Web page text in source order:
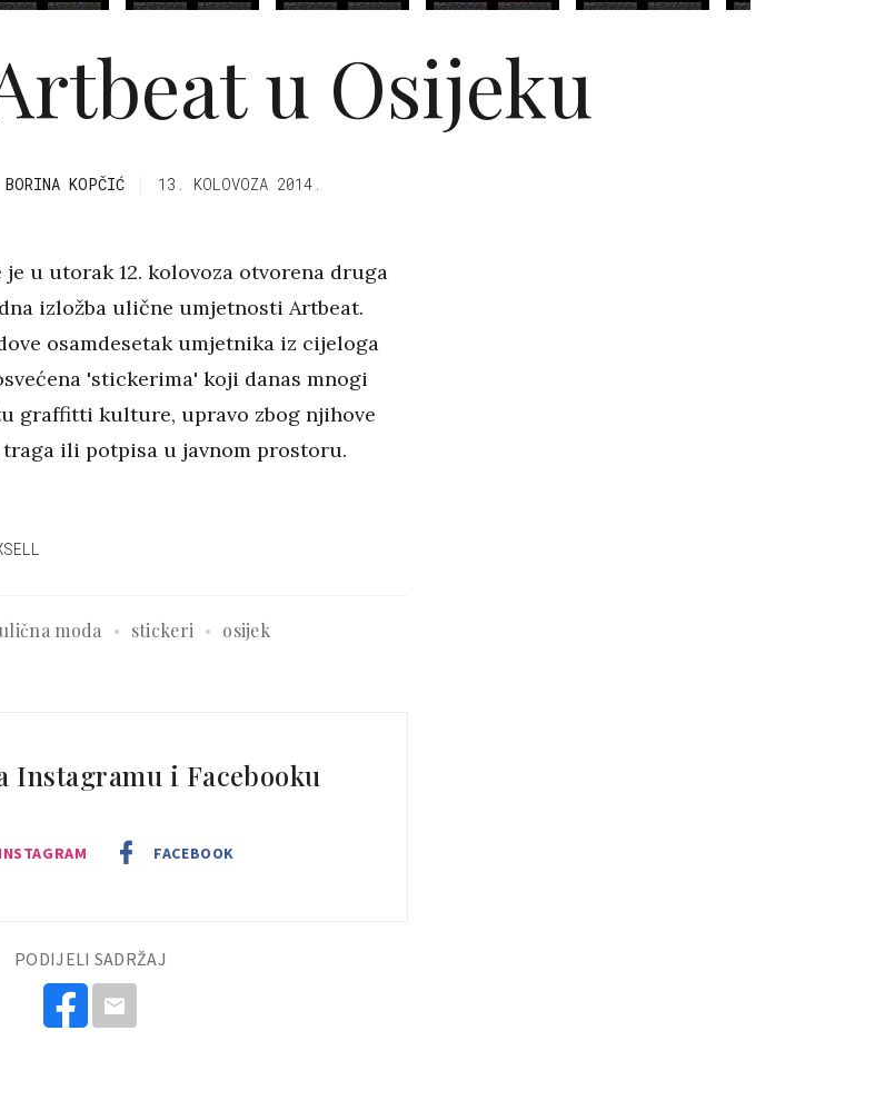
u Osijeku
BORINA KOPČIĆ 13. KOLOVOZA 2014.
u utorak 12. kolovoza otvorena druga
izložba ulične umjetnosti Artbeat.
osamdesetak umjetnika iz cijeloga
'stickerima' koji danas mnogi
graffitti kulture, upravo zbog njihove
ili potpisa u javnom prostoru.
ulična moda stickeri osijek
Instagramu i Facebooku
INSTAGRAM FACEBOOK
PODIJELI SADRŽAJ